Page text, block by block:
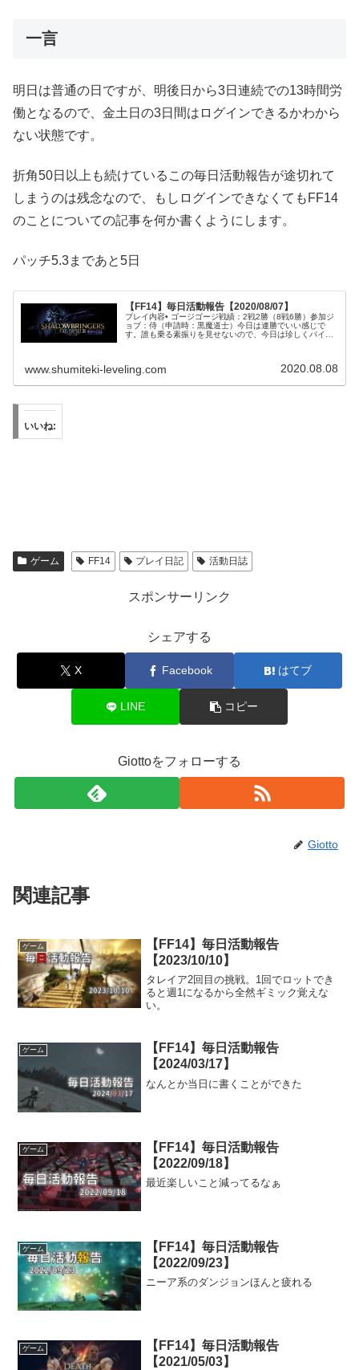
一言
明日は普通の日ですが、明後日から3日連続での13時間労
働となるので、金土日の3日間はログインできるかわから
ない状態です。
折角50日以上も続けているこの毎日活動報告が途切れて
しまうのは残念なので、もしログインできなくてもFF14
のことについての記事を何か書くようにします。
パッチ5.3まであと5日
【FF14】毎日活動報告【2020/08/07】
プレイ内容• ゴージゴージ戦績：2戦2勝（8戦6勝）参加ジ
ョブ：侍（申請時：黒魔道士）今日は連勝でいい感じで
す。誰も乗る素振りを見せないので、今日は珍しくパイロ
www.shumiteki-leveling.com 2020.08.08
いいね:
ゲーム FF14 プレイ日記 活動日誌
スポンサーリンク
シェアする
X Facebook はてブ
LINE コピー
Giottoをフォローする
Giotto
関連記事
ゲーム
【FF14】毎日活動報告
【2023/10/10】
タレイア2回目の挑戦。1回でロットでき
ると週1になるから全然ギミック覚えな
い。
ゲーム
【FF14】毎日活動報告
【2024/03/17】
なんとか当日に書くことができた
ゲーム
【FF14】毎日活動報告
【2022/09/18】
最近楽しいこと減ってるなぁ
ゲーム
【FF14】毎日活動報告
【2022/09/23】
ニーア系のダンジョンほんと疲れる
ゲーム
【FF14】毎日活動報告
【2021/05/03】